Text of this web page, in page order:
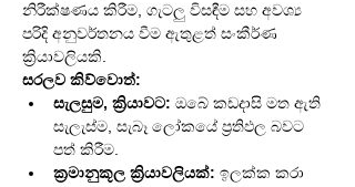
නිරීක්ෂණය කිරීම, ගැටලු විසඳීම සහ අවශ්‍ය
පරිදි අනුවර්තනය වීම ඇතුළත් සංකීර්ණ
ක්‍රියාවලියකි.
සරලව කිව්වොත්:
සැලසුම, ක්‍රියාවට: ඔබේ කඩදාසි මත ඇති
සැලැස්ම, සැබෑ ලෝකයේ ප්‍රතිඵල බවට
පත් කිරීම.
ක්‍රමානුකූල ක්‍රියාවලියක්: ඉලක්ක කරා